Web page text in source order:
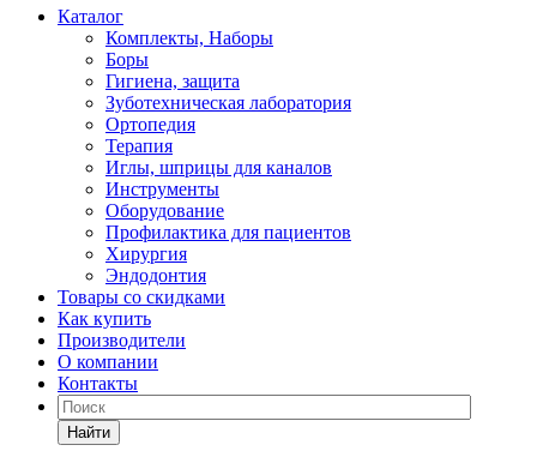
Каталог
Комплекты, Наборы
Боры
Гигиена, защита
Зуботехническая лаборатория
Ортопедия
Терапия
Иглы, шприцы для каналов
Инструменты
Оборудование
Профилактика для пациентов
Хирургия
Эндодонтия
Товары со скидками
Как купить
Производители
О компании
Контакты
Найти